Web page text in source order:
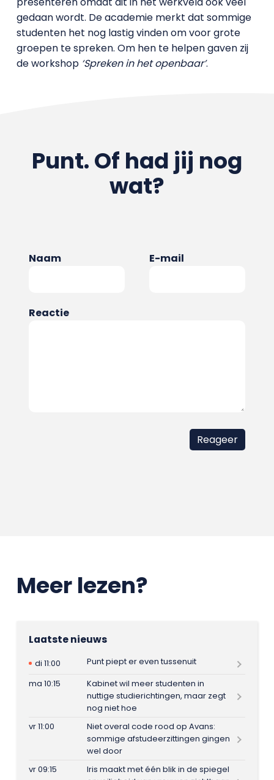
gedaan wordt. De academie merkt dat sommige
studenten het nog lastig vinden om voor grote
groepen te spreken. Om hen te helpen gaven zij
de workshop ‘Spreken in het openbaar’.
Punt. Of had jij nog
wat?
Naam E-mail
Reactie
Meer lezen?
Laatste nieuws
di 11:00
Punt piept er even tussenuit
ma 10:15
Kabinet wil meer studenten in
nuttige studierichtingen, maar zegt
nog niet hoe
vr 11:00
Niet overal code rood op Avans:
sommige afstudeerzittingen gingen
wel door
vr 09:15
Iris maakt met één blik in de spiegel